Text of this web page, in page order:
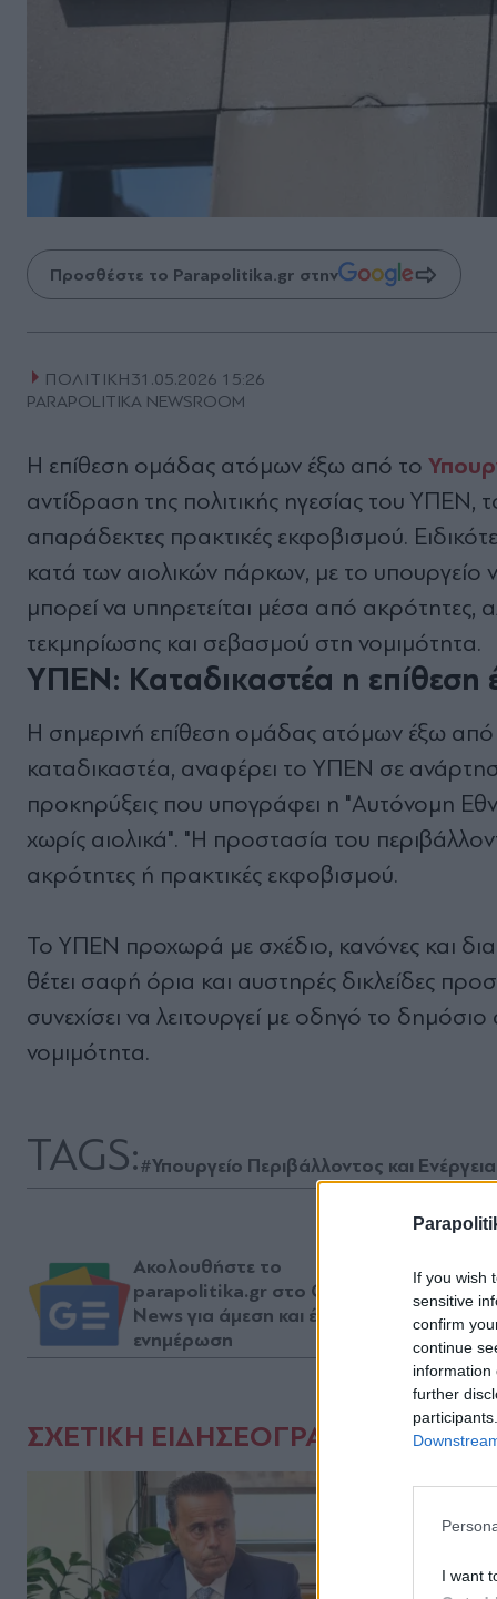
If you wish
sensitive
confirm
continue
information
further
I want
Προσθέστε το Parapolitika.gr στην
ΠΟΛΙΤΙΚΗ31.05.2026 15:26
PARAPOLITIKA NEWSROOM
Η επίθεση ομάδας ατόμων έξω από το
αντίδραση της πολιτικής ηγεσίας του ΥΠΕΝ,
απαράδεκτες πρακτικές εκφοβισμού.
κατά των αιολικών πάρκων, με το υπουργείο
μπορεί να υπηρετείται μέσα από ακρότητες,
τεκμηρίωσης και σεβασμού στη νομιμότητα.
ΥΠΕΝ: Καταδικαστέα η επίθεση
Η σημερινή επίθεση ομάδας ατόμων έξω από
καταδικαστέα, αναφέρει το ΥΠΕΝ σε
προκηρύξεις που υπογράφει η "Αυτόνομη
χωρίς αιολικά". "Η προστασία του
ακρότητες ή πρακτικές εκφοβισμού.
Το ΥΠΕΝ προχωρά με σχέδιο, κανόνες και
θέτει σαφή όρια και αυστηρές δικλείδες
συνεχίσει να λειτουργεί με οδηγό το
νομιμότητα.
TAGS:#Υπουργείο Περιβάλλοντος και
Ακολουθήστε το
parapolitika.gr στο Google
News για άμεση και έγκυρη
ενημέρωση
ΣΧΕΤΙΚΗ ΕΙΔΗΣΕΟΓΡΑΦΙΑ